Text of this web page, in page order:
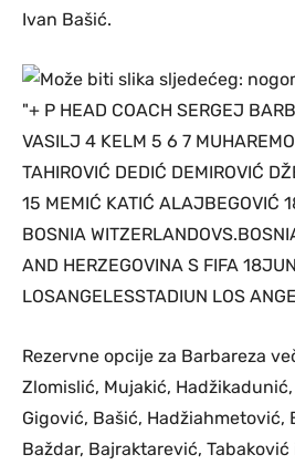
Ivan Bašić.
Rezervne opcije za Barbareza
Zlomislić, Mujakić,
Gigović, Bašić, Hadžiahmetović,
Baždar, Bajraktarević, Tabaković